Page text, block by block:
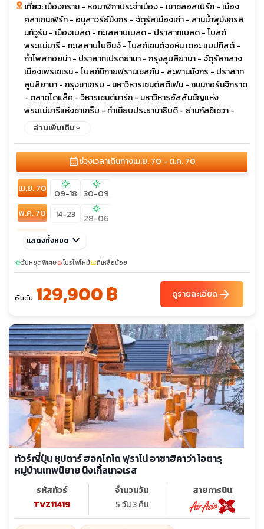
เที่ยว:เมืองกราซ - หอนาฬิกาประจำเมือง - เขาชลอสเบิร์ก - เมือง
คลาเกนเฟิร์ท - อนุสาวรีย์มังกร - จัตุรัสเมืองเก่า - ลานน้ำพุมังกรลิ
นท์วูร์ม - เมืองเบลด - ทะเลสาบเบลด - ปราสาทเบลด - โบสถ์
พระแม่มารี - ทะเลสาบโบฮินจ์ - โบสถ์เซนต์จอห์น เดอะ แบปทิสต์ -
ถ้ำโพสทอยน่า - ปราสาทเปรดยามา - กรุงลูบลิยานา - จัตุรัสกลาง
เมืองเพรเซเรน - โบสถ์นิกายฟรานเซสกัน - สะพานมังกร - ปราสาท
ลูบลิยานา - กรุงซาเกรบ - มหาวิหารเซนต์สตีเฟน - ถนนกอร์นจิกราด
- ตลาดโดแล็ค - วิหารเซนต์มาร์ก - มหาวิหารอัสสัมชัญแห่ง
พระแม่มารีแห่งซาเกร็บ - ทำเนียบประธานาธิบดี - ย่านกัลซิเซวา -
อุทยานแห่งชาติพลิตวิเซ่ - ทะเลสาบเจเซโร โคซจัก - เมืองซาดาร์ -
เมือง - พระราชวังดิโอคลีเชี่ยน - จัตุรัสประชาชน - รูปปั้น Gregory
of Nin - เมืองมอสตาร์ - สะพานเก่าเมืองโมสตาร์ - เมืองบลากาย -
อารามเดอร์วิช บลากาย เทคิยา - เมืองดูบรอฟนิก - THE
CATHEDRAL TREASURY - หอนาฬิกาโบราณ - พระราชวังเรค
เตอร์ - สปอนซา พาเลส - กำแพงเมืองดูบรอฟนิก - ยอดเขาเซิร์ด -
Outlet Parndorf
อ่านเพิ่มเติม
calendar_monthช่วงเวลาเดินทางเม.ย. 70 - ต.ค. 70
เม.ย. 70 sunny
09-18
sunny
30-09
พ.ค. 70
14-23 sunny
28-06
ก.ย. 70
17-26
ต.ค. 70
08-17 16-25
แสดงทั้งหมด keyboard_arrow_down
sunnyวันหยุดพิเศษlocal_fire_departmentโปรไฟไหม้confirmation_numberที่เหลือน้อย
เริ่มต้น 129,900 ฿ ดูรายละเอียดarrow_forward
ทัวร์ญี่ปุ่น ซุปตาร์ ฮอกไกโด ฟุราโน่ อาซาฮิคาว่า โอตารุ
หมู่บ้านเทพนิยาย นิงเกิ้ลเทอเรส
รหัสทัวร์
TVZ11419
จำนวนวัน
5 วัน 3 คืน
สายการบิน